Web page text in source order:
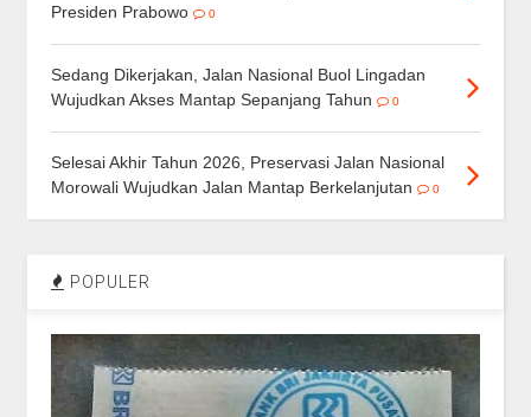
Presiden Prabowo
0
Sedang Dikerjakan, Jalan Nasional Buol Lingadan
Wujudkan Akses Mantap Sepanjang Tahun
0
Selesai Akhir Tahun 2026, Preservasi Jalan Nasional
Morowali Wujudkan Jalan Mantap Berkelanjutan
0
POPULER